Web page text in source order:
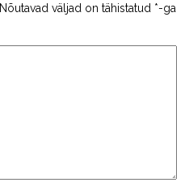
Nõutavad väljad on tähistatud *-ga